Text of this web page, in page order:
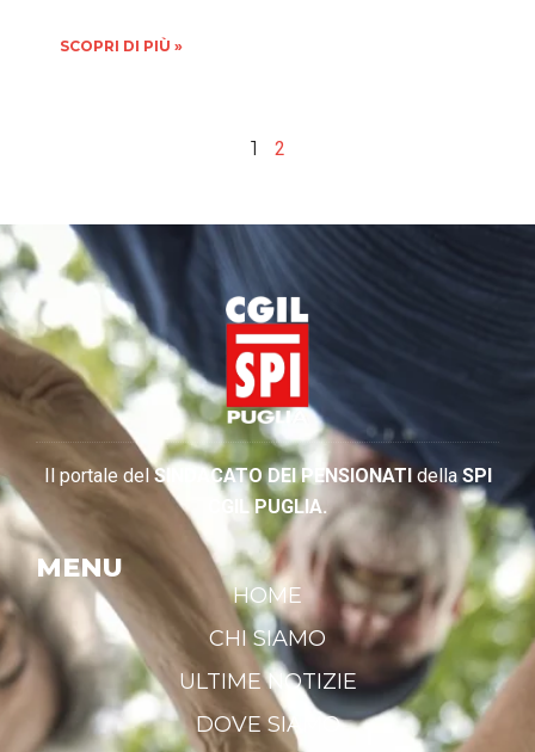
SCOPRI DI PIÙ »
1 2
Il portale delSINDACATO DEI PENSIONATIdellaSPI
CGIL PUGLIA.
MENU
HOME
CHI SIAMO
ULTIME NOTIZIE
DOVE SIAMO